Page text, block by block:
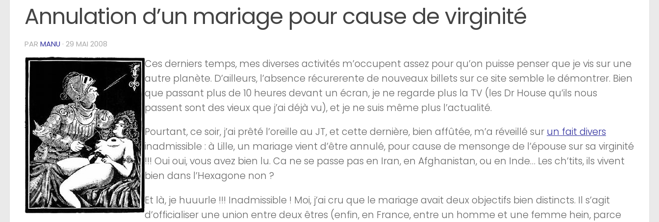
Annulation d’un mariage pour cause de virginité
PAR MANU · 29 MAI 2008
Ces derniers temps, mes diverses activités m’occupent assez pour qu’on puisse penser que je vis sur une
autre planète. D’ailleurs, l’absence récurerente de nouveaux billets sur ce site semble le démontrer. Bien
que passant plus de 10 heures devant un écran, je ne regarde plus la TV (les Dr House qu’ils nous
passent sont des vieux que j’ai déjà vu), et je ne suis même plus l’actualité.
Pourtant, ce soir, j’ai prêté l’oreille au JT, et cette dernière, bien affûtée, m’a réveillé surun fait divers
inadmissible : à Lille, un mariage vient d’être annulé, pour cause de mensonge de l’épouse sur sa virginité
!!! Oui oui, vous avez bien lu. Ca ne se passe pas en Iran, en Afghanistan, ou en Inde… Les ch’tits, ils vivent
bien dans l’Hexagone non ?
Et là, je huuurle !!! Inadmissible ! Moi, j’ai cru que le mariage avait deux objectifs bien distincts. Il s’agit
d’officialiser une union entre deux êtres (enfin, en France, entre un homme et une femme hein, parce